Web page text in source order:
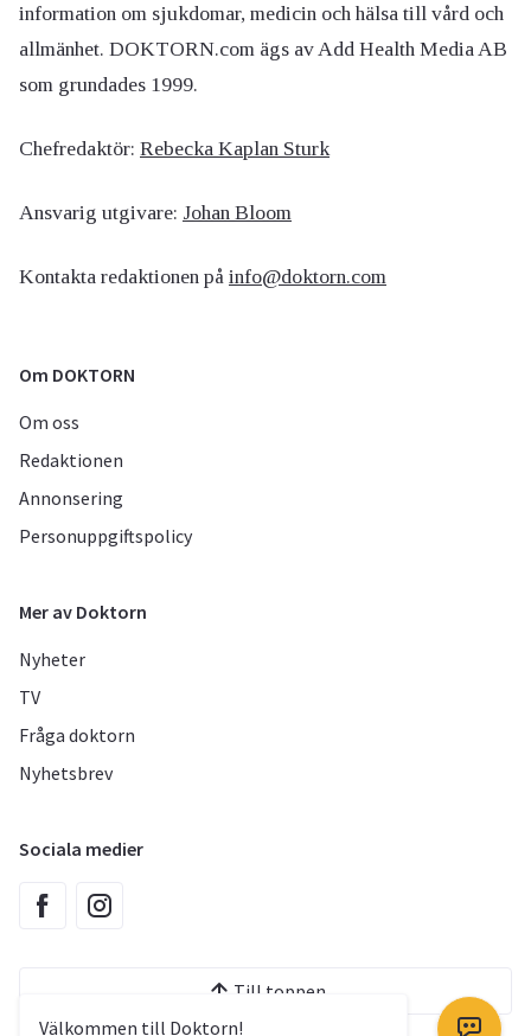
Välkommen till Doktorn!
information om sjukdomar, medicin och hälsa till vård och
allmänhet. DOKTORN.com ägs av Add Health Media AB
som grundades 1999.
Chefredaktör: Rebecka Kaplan Sturk
Ansvarig utgivare: Johan Bloom
Kontakta redaktionen på info@doktorn.com
Om DOKTORN
Om oss
Redaktionen
Annonsering
Personuppgiftspolicy
Mer av Doktorn
Nyheter
TV
Fråga doktorn
Nyhetsbrev
Sociala medier
Till toppen